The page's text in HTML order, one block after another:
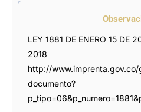
LEY 1881 DE ENERO 15 DE
2018
http://www.imprenta.gov.co/
documento?